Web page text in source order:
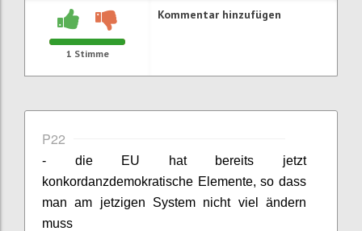
1 Stimme
Kommentar hinzufügen
P22
- die EU hat bereits jetzt
konkordanzdemokratische Elemente, so dass
man am jetzigen System nicht viel ändern
muss